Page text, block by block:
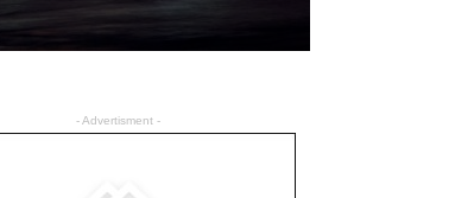
- Advertisment -